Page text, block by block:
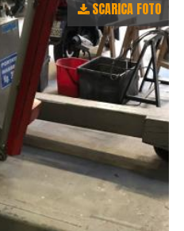
SCARICA FOTO